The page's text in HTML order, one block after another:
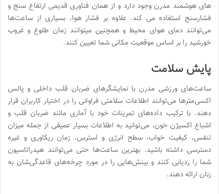
های هوشمند مدرن وجود دارد و از همان فناوری قدیمی ارتفاع سنج و
فشارسنج استفاده می کند. علاوه بر فشار هوا، بسیاری از ساعت‌ها
می‌توانند دمای هوای محیط و همچنین میتوانند زمان طلوع و غروب
خورشید را بر اساس موقعیت مکانی شما تعیین کنند.
پایش سلامت
ساعت‌های ورزشی مدرن با نمایشگرهای ضربان قلب داخلی و پالس
اکسی‌مترها می‌توانند اطلاعات سلامتی فراوانی را در اختیار کاربران قرار
دهند. با ترکیب داده‌های تمرینات خود با آماری مانند ضربان قلب و
اشباع اکسیژن خون، می‌توانید به اطلاعات بسیار عمیقی از جمله میزان
تنفس، کیفیت خواب، سطح انرژی و استرس، زمان ریکاوری و غیره
دسترسی داشته باشید. بهترین ساعت‌ها حتی می‌توانند هیدراتاسیون
شما را ردیابی کنند و بینش‌هایی را در مورد چرخه‌های قاعدگی‌شان به
زنان ارائه دهند.